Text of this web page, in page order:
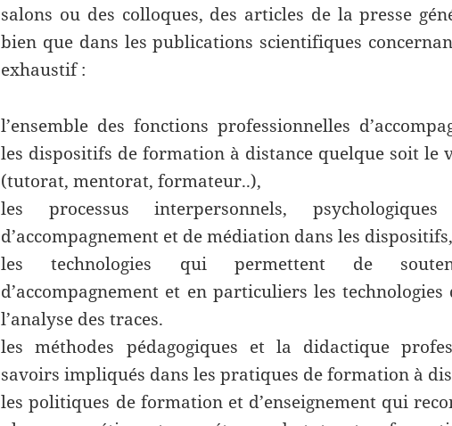
salons ou des colloques, des articles de la presse
bien que dans les publications scientifiques
exhaustif :
l’ensemble des fonctions professionnelles
les dispositifs de formation à distance quelque soit le
(tutorat, mentorat, formateur..),
les processus interpersonnels,
d’accompagnement et de médiation dans les dispositifs,
les technologies qui permettent de
d’accompagnement et en particuliers les
l’analyse des traces.
les méthodes pédagogiques et la didactique
savoirs impliqués dans les pratiques de formation à
les politiques de formation et d’enseignement qui